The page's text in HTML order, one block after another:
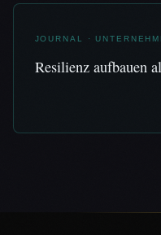
JOURNAL ·
Resilienz aufbauen